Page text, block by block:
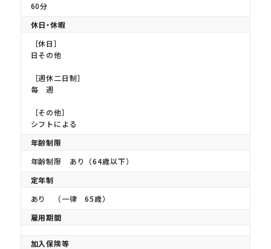
60分
休日・休暇
［休日］
日その他
［週休二日制］
毎 週
［その他］
シフトによる
年齢制限
年齢制限 あり（64歳以下）
定年制
あり （一律 65歳）
雇用期間
加入保険等